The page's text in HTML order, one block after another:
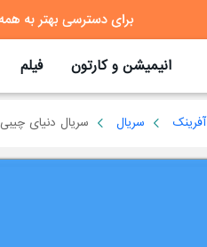
انیمیشن و کارتون فیلم
آفرینک سریال سریال دنیای چیبی